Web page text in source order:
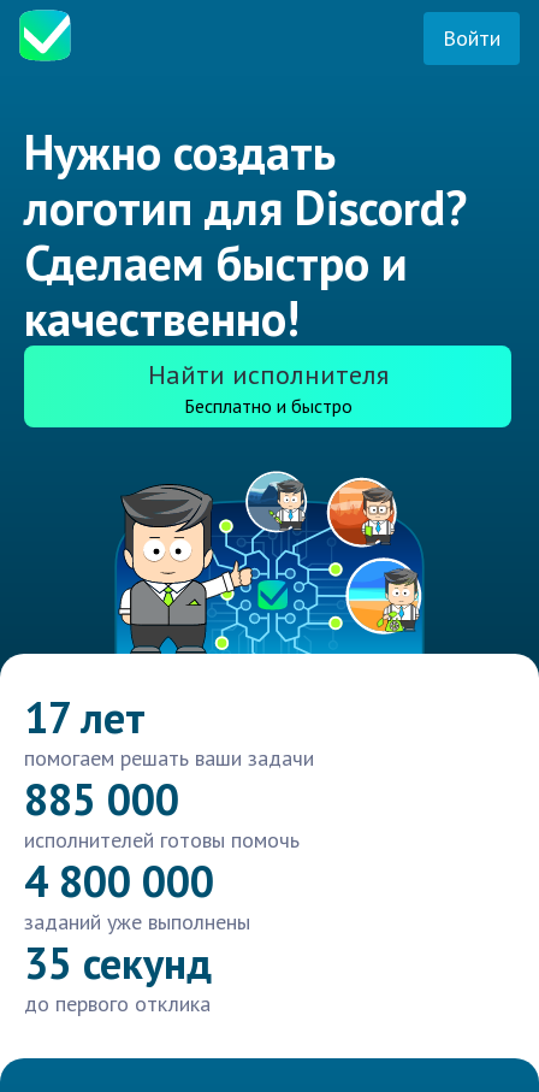
Войти
Нужно создать
логотип для Discord?
Сделаем быстро и
качественно!
Найти исполнителя
Бесплатно и быстро
17 лет
помогаем решать ваши задачи
885 000
исполнителей готовы помочь
4 800 000
заданий уже выполнены
35 секунд
до первого отклика